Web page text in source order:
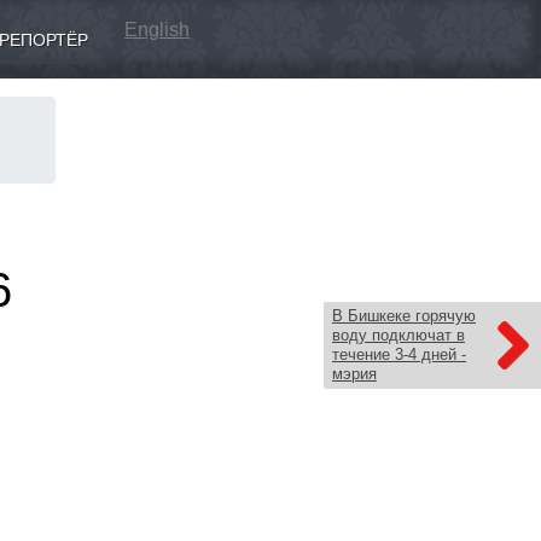
English
В Бишкеке горячую
воду подключат в
течение 3-4 дней -
мэрия